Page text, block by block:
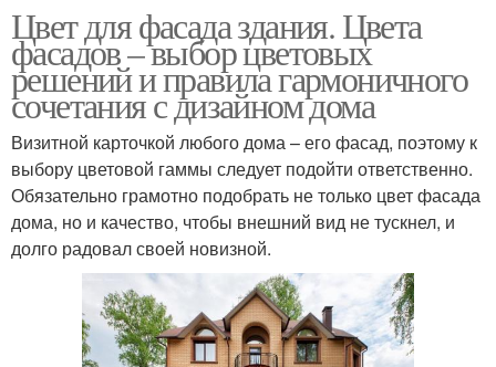
Цвет для фасада здания. Цвета
фасадов – выбор цветовых
решений и правила гармоничного
сочетания с дизайном дома
Визитной карточкой любого дома – его фасад, поэтому к
выбору цветовой гаммы следует подойти ответственно.
Обязательно грамотно подобрать не только цвет фасада
дома, но и качество, чтобы внешний вид не тускнел, и
долго радовал своей новизной.